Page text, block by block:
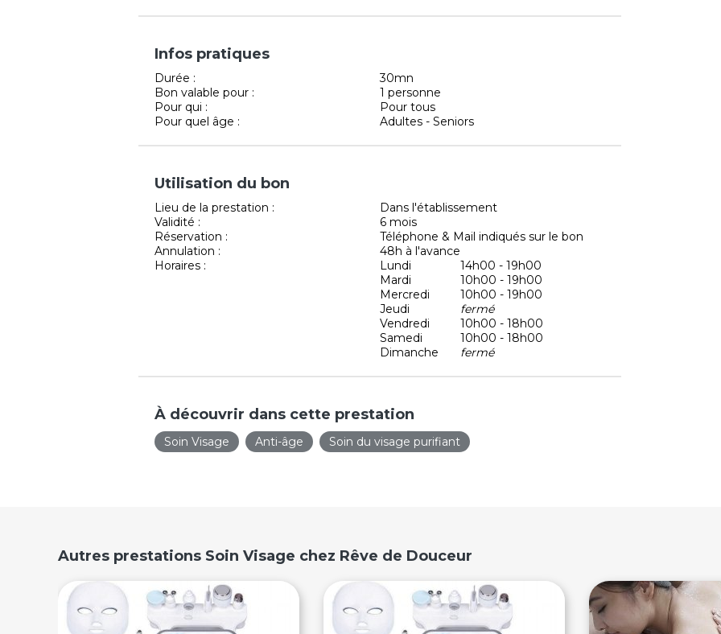
Infos pratiques
Durée :
30mn
Bon valable pour :
1 personne
Pour qui :
Pour tous
Pour quel âge :
Adultes - Seniors
Utilisation du bon
Lieu de la prestation :
Dans l'établissement
Validité :
6 mois
Réservation :
Téléphone & Mail indiqués sur le bon
Annulation :
48h à l'avance
Horaires :
Lundi
14h00 - 19h00
Mardi
10h00 - 19h00
Mercredi
10h00 - 19h00
Jeudi
fermé
Vendredi
10h00 - 18h00
Samedi
10h00 - 18h00
Dimanche
fermé
À découvrir dans cette prestation
Soin Visage Anti-âge Soin du visage purifiant
Autres prestations Soin Visage chez Rêve de Douceur